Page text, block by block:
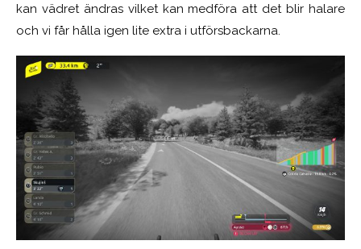
kan vädret ändras vilket kan medföra att det blir halare
och vi får hålla igen lite extra i utförsbackarna.